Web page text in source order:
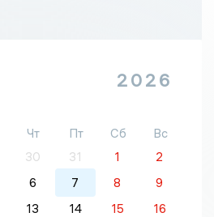
2026
Чт Пт Сб
Вс
30 31 1
2
6 7 8
9
13 14 15
16